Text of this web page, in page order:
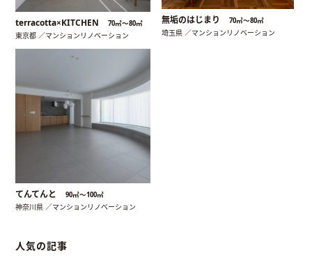
terracotta×KITCHEN 70㎡〜80㎡
東京都 ／マンションリノベーション
無垢のはじまり 70㎡〜80㎡
埼玉県 ／マンションリノベーション
てんてんと 90㎡〜100㎡
神奈川県 ／マンションリノベーション
人気の記事